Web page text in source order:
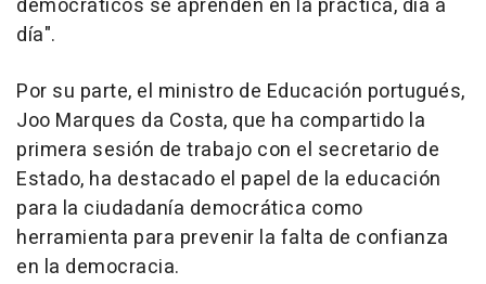
democráticos se aprenden en la práctica, día a
día".
Por su parte, el ministro de Educación portugués,
Joo Marques da Costa, que ha compartido la
primera sesión de trabajo con el secretario de
Estado, ha destacado el papel de la educación
para la ciudadanía democrática como
herramienta para prevenir la falta de confianza
en la democracia.